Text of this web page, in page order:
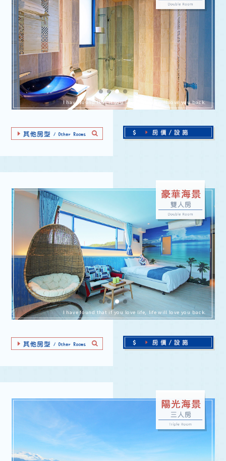
I have found that if you love life, life will love you back.
I have found that if you love life, life will love you back.